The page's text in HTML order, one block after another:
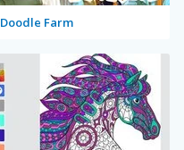
Doodle Farm